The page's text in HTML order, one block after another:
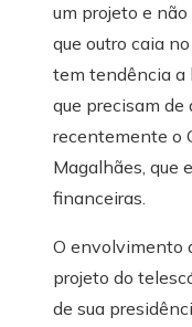
um projeto e
que outro caia
tem tendência a
que precisam de
recentemente o
Magalhães, que
financeiras.
O envolvimento
projeto do
de sua